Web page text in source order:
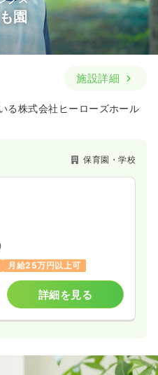
園
施設詳細
る株式会社ヒーローズホール
保育園・学校
月給25万円以上可
詳細を見る